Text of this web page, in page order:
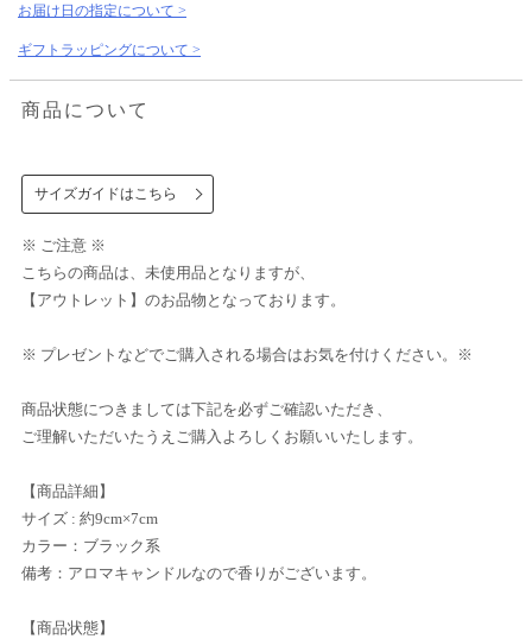
お届け日の指定について >
ギフトラッピングについて >
商品について
サイズガイドはこちら
※ ご注意 ※
こちらの商品は、未使用品となりますが、
【アウトレット】のお品物となっております。
※ プレゼントなどでご購入される場合はお気を付けください。※
商品状態につきましては下記を必ずご確認いただき、
ご理解いただいたうえご購入よろしくお願いいたします。
【商品詳細】
サイズ : 約9cm×7cm
カラー：ブラック系
備考：アロマキャンドルなので香りがございます。
【商品状態】